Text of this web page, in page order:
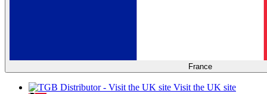
France
Visit the UK site